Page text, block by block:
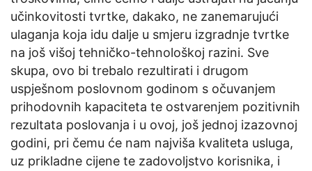
učinkovitosti tvrtke, dakako, ne zanemarujući
ulaganja koja idu dalje u smjeru izgradnje tvrtke
na još višoj tehničko-tehnološkoj razini. Sve
skupa, ovo bi trebalo rezultirati i drugom
uspješnom poslovnom godinom s očuvanjem
prihodovnih kapaciteta te ostvarenjem pozitivnih
rezultata poslovanja i u ovoj, još jednoj izazovnoj
godini, pri čemu će nam najviša kvaliteta usluga,
uz prikladne cijene te zadovoljstvo korisnika, i